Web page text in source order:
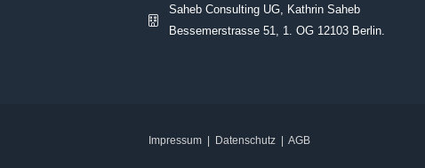
Saheb Consulting UG, Kathrin Saheb
Bessemerstrasse 51, 1. OG 12103 Berlin.
Impressum Datenschutz AGB